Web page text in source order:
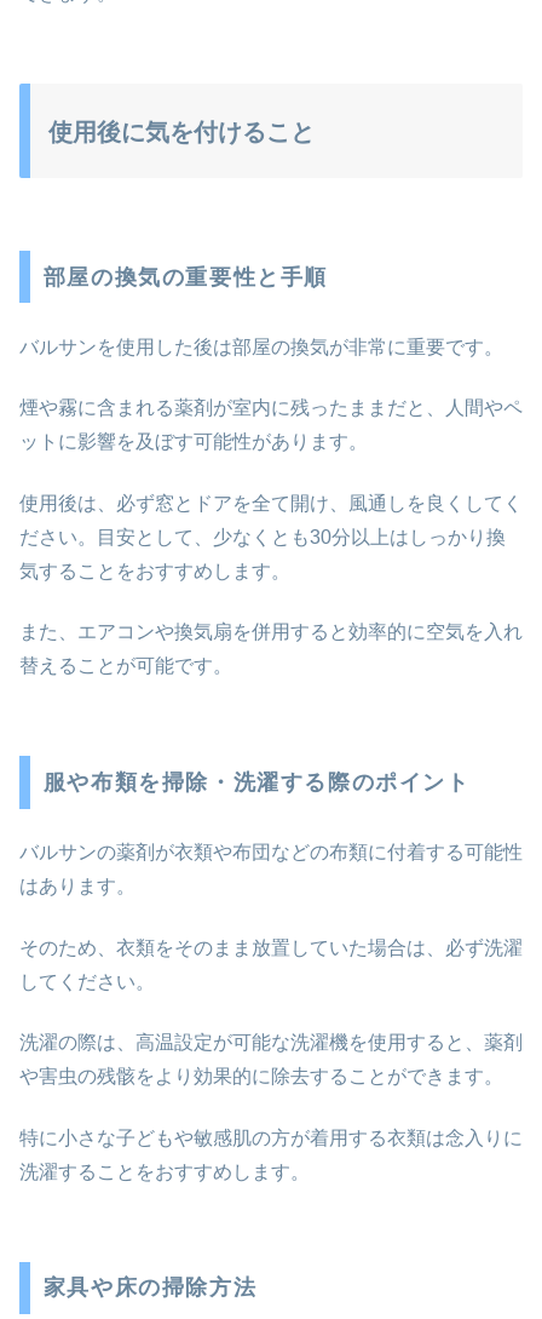
使用後に気を付けること
部屋の換気の重要性と手順
バルサンを使用した後は部屋の換気が非常に重要です。
煙や霧に含まれる薬剤が室内に残ったままだと、人間やペ
ットに影響を及ぼす可能性があります。
使用後は、必ず窓とドアを全て開け、風通しを良くしてく
ださい。目安として、少なくとも30分以上はしっかり換
気することをおすすめします。
また、エアコンや換気扇を併用すると効率的に空気を入れ
替えることが可能です。
服や布類を掃除・洗濯する際のポイント
バルサンの薬剤が衣類や布団などの布類に付着する可能性
はあります。
そのため、衣類をそのまま放置していた場合は、必ず洗濯
してください。
洗濯の際は、高温設定が可能な洗濯機を使用すると、薬剤
や害虫の残骸をより効果的に除去することができます。
特に小さな子どもや敏感肌の方が着用する衣類は念入りに
洗濯することをおすすめします。
家具や床の掃除方法